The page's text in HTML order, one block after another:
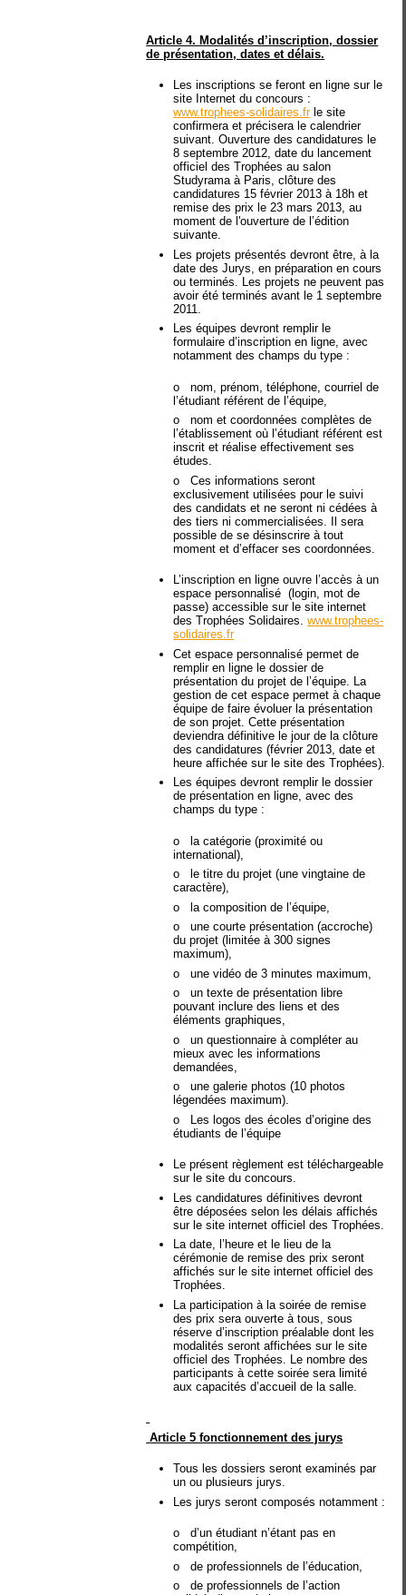
Article 4. Modalités d’inscription, dossier
de présentation, dates et délais.
Les inscriptions se feront en ligne sur le
site Internet du concours :
www.trophees-solidaires.frle site
confirmera et précisera le calendrier
suivant. Ouverture des candidatures le
8 septembre 2012, date du lancement
officiel des Trophées au salon
Studyrama à Paris, clôture des
candidatures 15 février 2013 à 18h et
remise des prix le 23 mars 2013, au
moment de l'ouverture de l’édition
suivante.
Les projets présentés devront être, à la
date des Jurys, en préparation en cours
ou terminés. Les projets ne peuvent pas
avoir été terminés avant le 1 septembre
2011.
Les équipes devront remplir le
formulaire d’inscription en ligne, avec
notamment des champs du type :
onom, prénom, téléphone, courriel de
l’étudiant référent de l’équipe,
onom et coordonnées complètes de
l’établissement où l’étudiant référent est
inscrit et réalise effectivement ses
études.
oCes informations seront
exclusivement utilisées pour le suivi
des candidats et ne seront ni cédées à
des tiers ni commercialisées. Il sera
possible de se désinscrire à tout
moment et d’effacer ses coordonnées.
L’inscription en ligne ouvre l’accès à un
espace personnalisé (login, mot de
passe) accessible sur le site internet
des Trophées Solidaires.www.trophees-
solidaires.fr
Cet espace personnalisé permet de
remplir en ligne le dossier de
présentation du projet de l’équipe. La
gestion de cet espace permet à chaque
équipe de faire évoluer la présentation
de son projet. Cette présentation
deviendra définitive le jour de la clôture
des candidatures (février 2013, date et
heure affichée sur le site des Trophées).
Les équipes devront remplir le dossier
de présentation en ligne, avec des
champs du type :
ola catégorie (proximité ou
international),
o
le titre du projet (une vingtaine de
caractère),
ola composition de l’équipe,
oune courte présentation (accroche)
du projet (limitée à 300 signes
maximum),
oune vidéo de 3 minutes maximum,
oun texte de présentation libre
pouvant inclure des liens et des
éléments graphiques,
oun questionnaire à compléter au
mieux avec les informations
demandées,
oune galerie photos (10 photos
légendées maximum).
o Les logos des écoles d’origine des
étudiants de l’équipe
Le présent règlement est téléchargeable
sur le site du concours.
Les candidatures définitives devront
être déposées selon les délais affichés
sur le site internet officiel des Trophées.
La date, l’heure et le lieu de la
cérémonie de remise des prix seront
affichés sur le site internet officiel des
Trophées.
La participation à la soirée de remise
des prix sera ouverte à tous, sous
réserve d’inscription préalable dont les
modalités seront affichées sur le site
officiel des Trophées. Le nombre des
participants à cette soirée sera limité
aux capacités d’accueil de la salle.
Article 5 fonctionnement des jurys
Tous les dossiers seront examinés par
un ou plusieurs jurys.
Les jurys seront composés notamment :
od’un étudiant n’étant pas en
compétition,
ode professionnels de l’éducation,
ode professionnels de l’action